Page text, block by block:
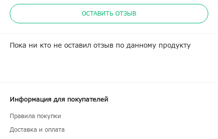
ОСТАВИТЬ ОТЗЫВ
Пока ни кто не оставил отзыв по данному продукту
Информация для покупателей
Правила покупки
Доставка и оплата